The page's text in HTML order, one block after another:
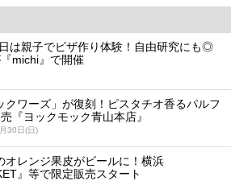
は親子でピザ作り体験！自由研究にも◎
michi』で開催
クワーズ」が復刻！ピスタチオ香るパルフ
『ヨックモック青山本店』
30日(日)
オレンジ果皮がビールに！横浜
』等で限定販売スタート